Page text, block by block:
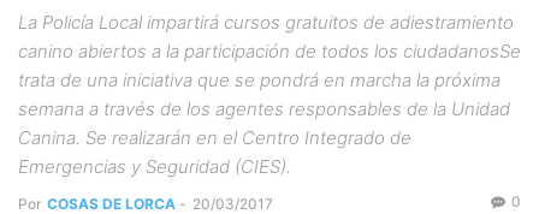
La Policía Local impartirá cursos gratuitos de adiestramiento
canino abiertos a la participación de todos los ciudadanosSe
trata de una iniciativa que se pondrá en marcha la próxima
semana a través de los agentes responsables de la Unidad
Canina. Se realizarán en el Centro Integrado de
Emergencias y Seguridad (CIES).
Por COSAS DE LORCA - 20/03/2017 0